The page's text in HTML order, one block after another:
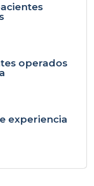
operados
experiencia